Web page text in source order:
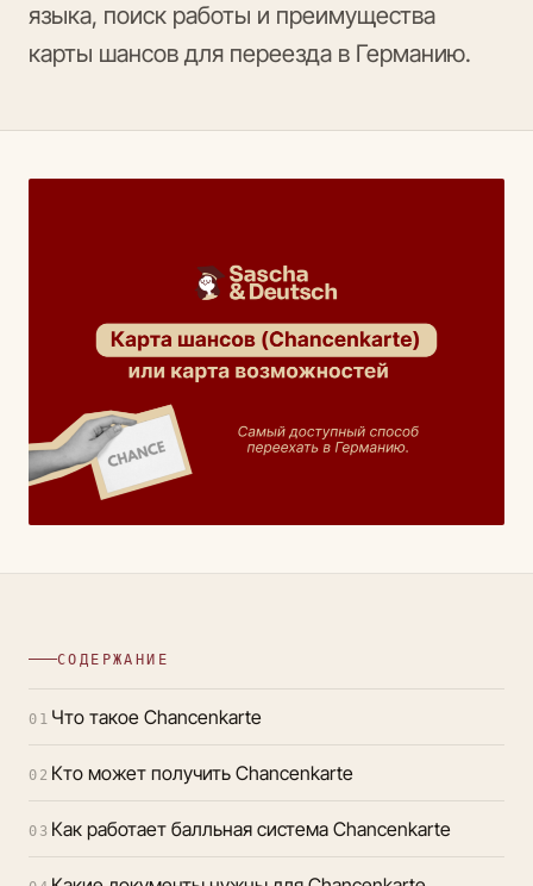
языка, поиск работы и преимущества
карты шансов для переезда в Германию.
СОДЕРЖАНИЕ
01 Что такое Chancenkarte
02 Кто может получить Chancenkarte
03 Как работает балльная система Chancenkarte